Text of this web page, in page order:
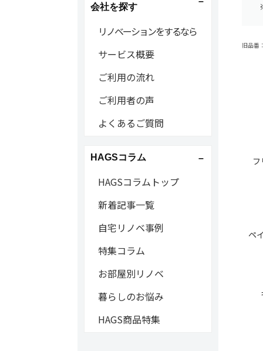
旧品番
ペ
会社を探す
リノベーションをするなら
サービス概要
ご利用の流れ
ご利用者の声
よくあるご質問
HAGSコラム
HAGSコラムトップ
新着記事一覧
自宅リノベ事例
特集コラム
お部屋別リノベ
暮らしのお悩み
HAGS商品特集